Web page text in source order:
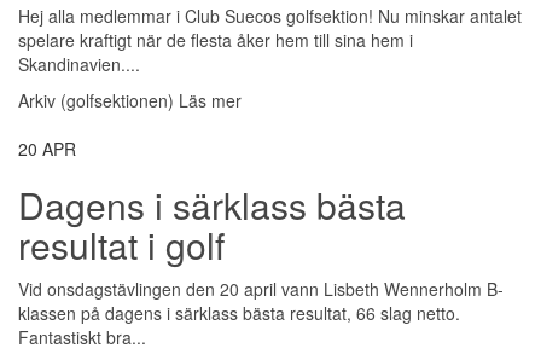
Hej alla medlemmar i Club Suecos golfsektion! Nu minskar antalet
spelare kraftigt när de flesta åker hem till sina hem i
Skandinavien....
Arkiv (golfsektionen) Läs mer
20 APR
Dagens i särklass bästa
resultat i golf
Vid onsdagstävlingen den 20 april vann Lisbeth Wennerholm B-
klassen på dagens i särklass bästa resultat, 66 slag netto.
Fantastiskt bra...